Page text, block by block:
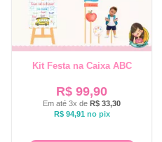
Kit Festa na Caixa ABC
R$ 99,90
Em até 3x de R$ 33,30
R$94,91 no pix